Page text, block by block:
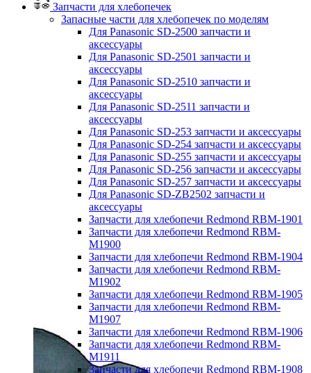
Запчасти для хлебопечек
Запасные части для хлебопечек по моделям
Для Panasonic SD-2500 запчасти и
аксессуары
Для Panasonic SD-2501 запчасти и
аксессуары
Для Panasonic SD-2510 запчасти и
аксессуары
Для Panasonic SD-2511 запчасти и
аксессуары
Для Panasonic SD-253 запчасти и аксессуары
Для Panasonic SD-254 запчасти и аксессуары
Для Panasonic SD-255 запчасти и аксессуары
Для Panasonic SD-256 запчасти и аксессуары
Для Panasonic SD-257 запчасти и аксессуары
Для Panasonic SD-ZB2502 запчасти и
аксессуары
Запчасти для хлебопечи Redmond RBM-1901
Запчасти для хлебопечи Redmond RBM-
M1900
Запчасти для хлебопечи Redmond RBM-1904
Запчасти для хлебопечи Redmond RBM-
M1902
Запчасти для хлебопечи Redmond RBM-1905
Запчасти для хлебопечи Redmond RBM-
M1907
Запчасти для хлебопечи Redmond RBM-1906
Запчасти для хлебопечи Redmond RBM-
M1911
Запчасти для хлебопечи Redmond RBM-1908